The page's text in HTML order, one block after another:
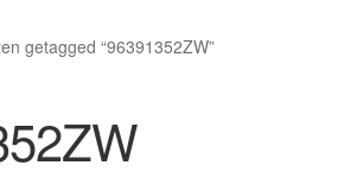
getagged “96391352ZW”